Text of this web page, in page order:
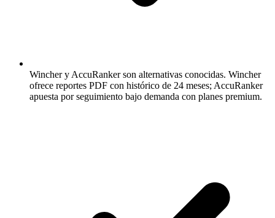
Wincher y AccuRanker son alternativas conocidas. Wincher
ofrece reportes PDF con histórico de 24 meses; AccuRanker
apuesta por seguimiento bajo demanda con planes premium.